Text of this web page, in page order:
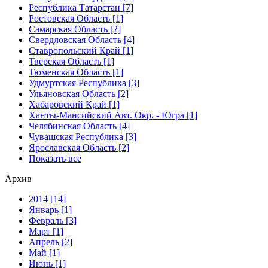
Республика Татарстан [7]
Ростовская Область [1]
Самарская Область [2]
Свердловская Область [4]
Ставропольский Край [1]
Тверская Область [1]
Тюменская Область [1]
Удмуртская Республика [3]
Ульяновская Область [2]
Хабаровский Край [1]
Ханты-Мансийский Авт. Окр. - Югра [1]
Челябинская Область [4]
Чувашская Республика [3]
Ярославская Область [2]
Показать все
Архив
2014 [14]
Январь [1]
Февраль [3]
Март [1]
Апрель [2]
Май [1]
Июнь [1]